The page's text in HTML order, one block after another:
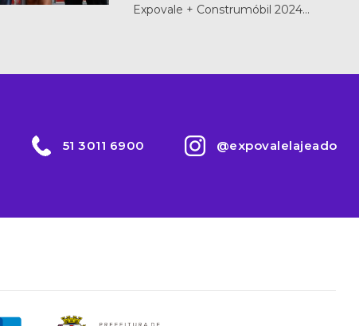
Expovale + Construmóbil 2024…
51 3011 6900 @expovalelajeado